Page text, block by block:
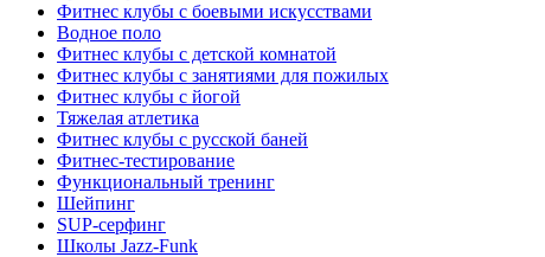
Фитнес клубы с боевыми искусствами
Водное поло
Фитнес клубы с детской комнатой
Фитнес клубы с занятиями для пожилых
Фитнес клубы с йогой
Тяжелая атлетика
Фитнес клубы с русской баней
Фитнес-тестирование
Функциональный тренинг
Шейпинг
SUP-серфинг
Школы Jazz-Funk